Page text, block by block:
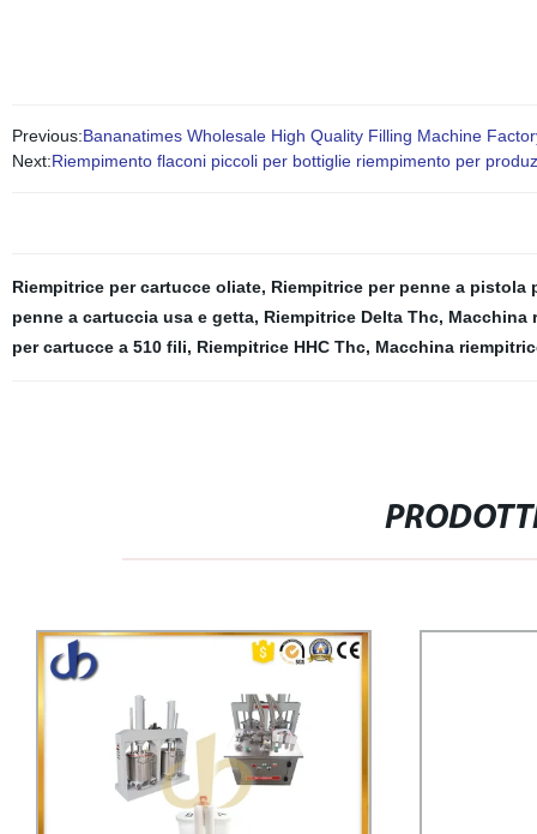
Previous:Bananatimes Wholesale High Quality Filling Machine
Next:Riempimento flaconi piccoli per bottiglie riempimento per
Riempitrice per cartucce oliate, Riempitrice per penne a pistola
penne a cartuccia usa e getta, Riempitrice Delta Thc, Macchina
per cartucce a 510 fili, Riempitrice HHC Thc, Macchina